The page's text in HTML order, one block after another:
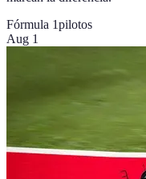
Fórmula 1pilotos
Aug 1